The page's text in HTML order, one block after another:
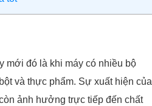
mới đó là khi máy có nhiều bộ
và thực phẩm. Sự xuất hiện của
ảnh hưởng trực tiếp đến chất